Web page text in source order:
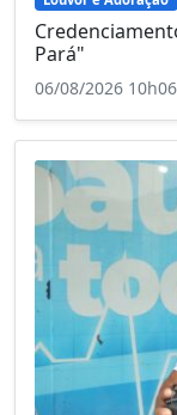
Pará"
06/08/2026 10h06